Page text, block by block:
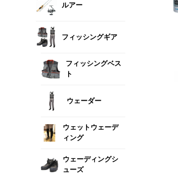
ルアー
フィッシングギア
フィッシングベス
ト
ウェーダー
ウェットウェーデ
ィング
ウェーディングシ
ューズ